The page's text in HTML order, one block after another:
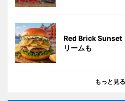
Red Brick Sunset
リームも
もっと見る